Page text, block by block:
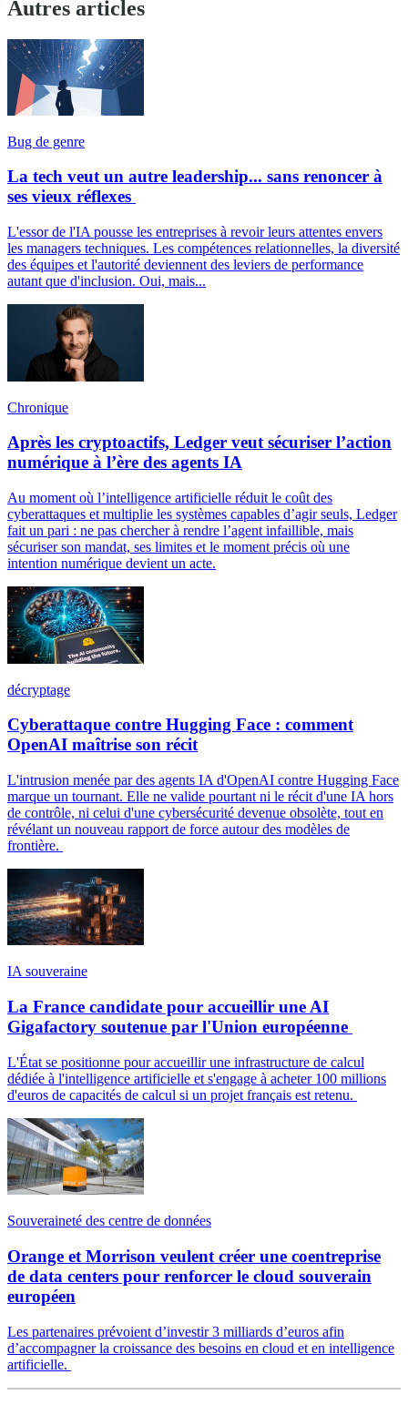
Autres articles
Bug de genre
La tech veut un autre leadership... sans renoncer à
ses vieux réflexes
L'essor de l'IA pousse les entreprises à revoir leurs attentes envers
les managers techniques. Les compétences relationnelles, la diversité
des équipes et l'autorité deviennent des leviers de performance
autant que d'inclusion. Oui, mais...
Chronique
Après les cryptoactifs, Ledger veut sécuriser l’action
numérique à l’ère des agents IA
Au moment où l’intelligence artificielle réduit le coût des
cyberattaques et multiplie les systèmes capables d’agir seuls, Ledger
fait un pari : ne pas chercher à rendre l’agent infaillible, mais
sécuriser son mandat, ses limites et le moment précis où une
intention numérique devient un acte.
décryptage
Cyberattaque contre Hugging Face : comment
OpenAI maîtrise son récit
L'intrusion menée par des agents IA d'OpenAI contre Hugging Face
marque un tournant. Elle ne valide pourtant ni le récit d'une IA hors
de contrôle, ni celui d'une cybersécurité devenue obsolète, tout en
révélant un nouveau rapport de force autour des modèles de
frontière.
IA souveraine
La France candidate pour accueillir une AI
Gigafactory soutenue par l'Union européenne
L'État se positionne pour accueillir une infrastructure de calcul
dédiée à l'intelligence artificielle et s'engage à acheter 100 millions
d'euros de capacités de calcul si un projet français est retenu.
Souveraineté des centre de données
Orange et Morrison veulent créer une coentreprise
de data centers pour renforcer le cloud souverain
européen
Les partenaires prévoient d’investir 3 milliards d’euros afin
d’accompagner la croissance des besoins en cloud et en intelligence
artificielle.